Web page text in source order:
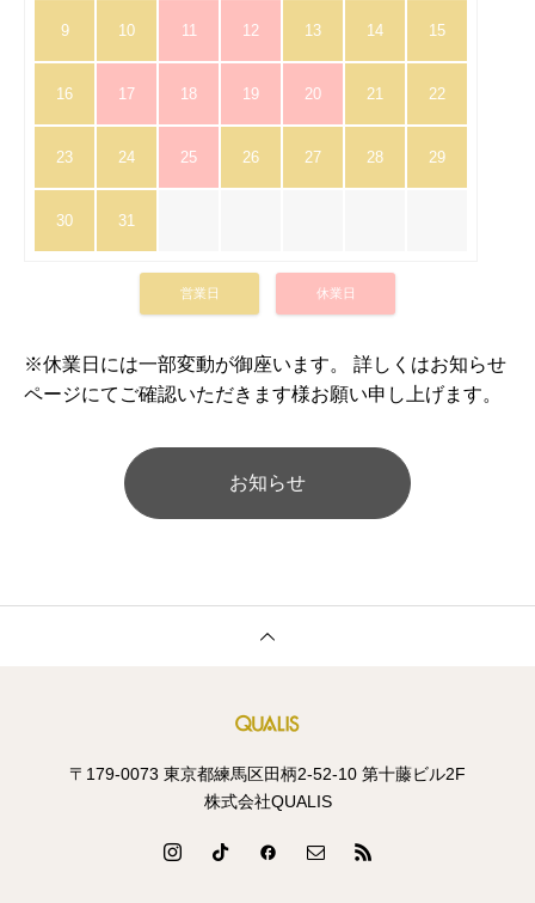
9 10 11 12 13 14 15
16 17 18 19 20 21 22
23 24 25 26 27 28 29
30 31
営業日 休業日
※休業日には一部変動が御座います。 詳しくはお知らせ
ページにてご確認いただきます様お願い申し上げます。
お知らせ
〒179-0073 東京都練馬区田柄2-52-10 第十藤ビル2F
株式会社QUALIS